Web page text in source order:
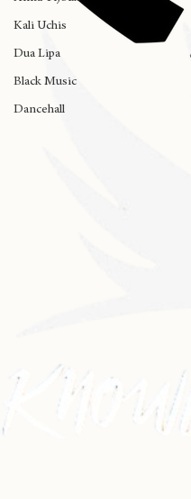
Rick Santino
Anita Tijoux
Kali Uchis
Dua Lipa